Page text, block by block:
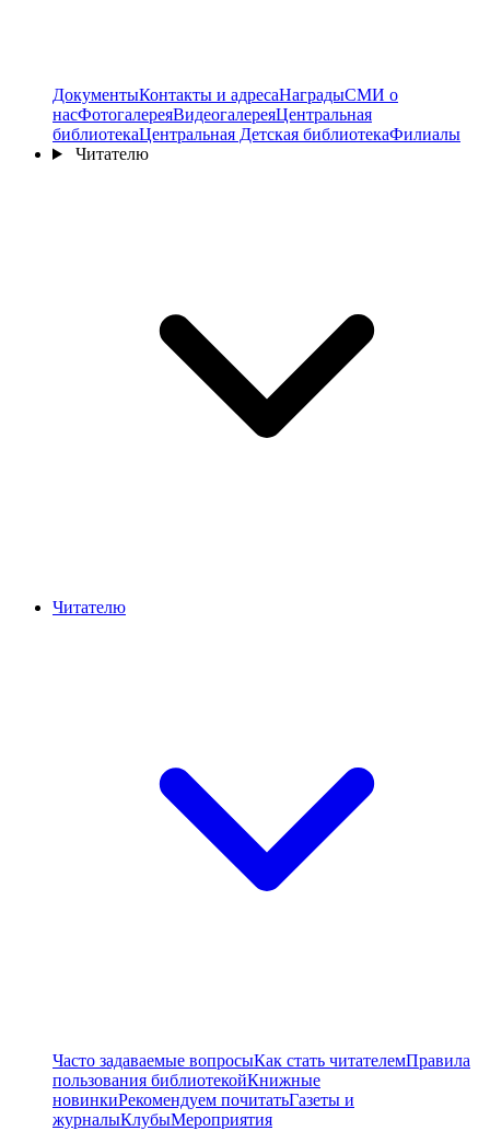
ДокументыКонтакты и адресаНаградыСМИ о
насФотогалереяВидеогалереяЦентральная
библиотекаЦентральная Детская библиотекаФилиалы
Читателю
Читателю
Часто задаваемые вопросыКак стать читателемПравила
пользования библиотекойКнижные
новинкиРекомендуем почитатьГазеты и
журналыКлубыМероприятия